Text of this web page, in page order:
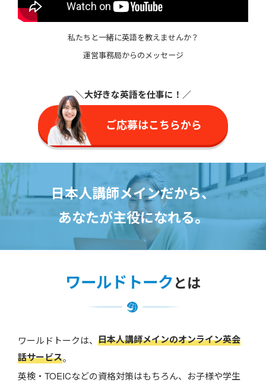
私たちと一緒に英語を教えませんか？
運営事務局からのメッセージ
＼大好きな英語を仕事に ！／
ご応募はこちらから
日本人講師メインだから、
あなたが主役になれる。
ワールドトークとは
ワールドトークは、 日本人講師メインのオンライン英会
話サービス。
英検・TOEICなどの資格対策はもちろん、お子様や学生